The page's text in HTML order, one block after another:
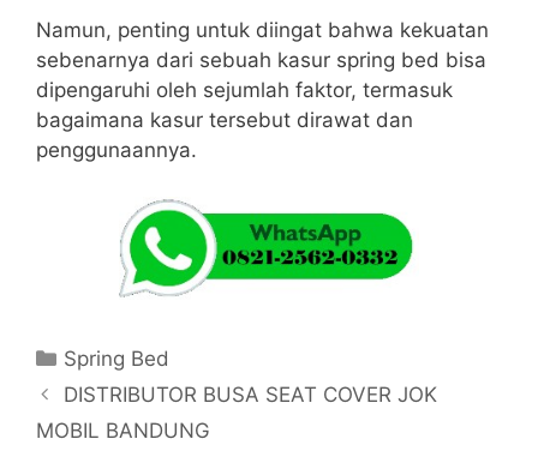
Namun, penting untuk diingat bahwa kekuatan
sebenarnya dari sebuah kasur spring bed bisa
dipengaruhi oleh sejumlah faktor, termasuk
bagaimana kasur tersebut dirawat dan
penggunaannya.
Kategori
Spring Bed
DISTRIBUTOR BUSA SEAT COVER JOK
MOBIL BANDUNG